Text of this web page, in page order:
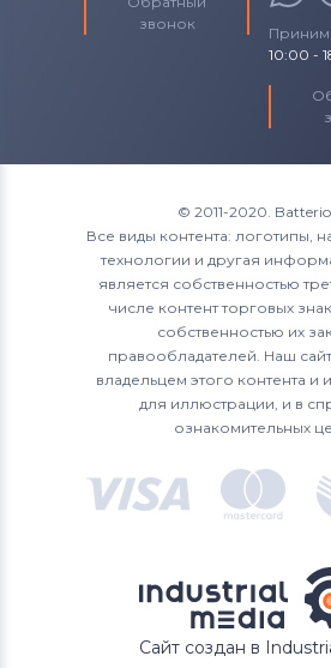
Вентиляторы (кулеры)
звонок
10:00 -
© 2011-2020.
Все виды контента: логотипы,
технологии и другая
является собственностью
числе контент торговых
собственностью их
правообладателей. Наш
владельцем этого контента и
для иллюстрации, и в
ознакомительных
Сайт создан в